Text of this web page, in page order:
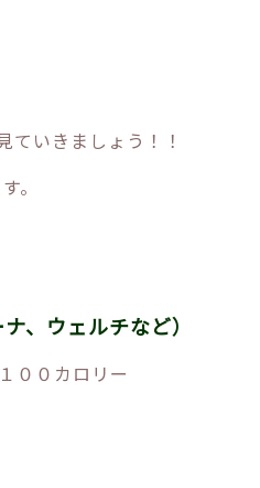
ていきましょう！！
。
、ウェルチなど）
０カロリー